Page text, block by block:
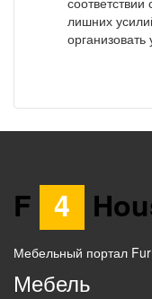
лишних
F 4
Мебельный портал
Мебель